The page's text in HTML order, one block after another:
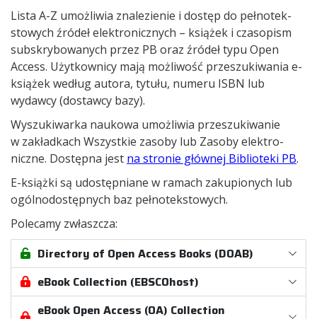
Lista A-Z umoż­li­wia zna­le­zie­nie i dostęp do peł­no­tek­
sto­wych źró­deł elek­tro­nicz­nych – ksią­żek i cza­so­pism
sub­skry­bo­wa­nych przez PB oraz źró­deł typu Open
Access. Użyt­kow­nicy mają moż­li­wość prze­szu­ki­wa­nia e-
ksią­żek według autora, tytułu, numeru ISBN lub
wydawcy (dostawcy bazy).
Wyszu­ki­warka naukowa umoż­li­wia prze­szu­ki­wa­nie
w zakład­kach Wszyst­kie zasoby lub Zasoby elek­tro­
niczne. Dostępna jest na stro­nie głów­nej Biblio­teki PB.
E-książki są udo­stęp­niane w ramach zaku­pio­nych lub
ogól­no­do­stęp­nych baz peł­no­tek­sto­wych.
Pole­camy zwłasz­cza:
Directory of Open Access Books (DOAB)
eBook Collection (EBSCOhost)
eBook Open Access (OA) Collection